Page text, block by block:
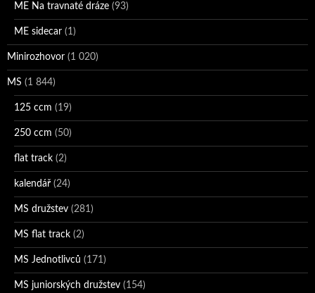
ME Na travnaté dráze (93)
ME sidecar (1)
Minirozhovor (1 020)
MS (1 844)
125 ccm (19)
250 ccm (50)
flat track (2)
kalendář (24)
MS družstev (281)
MS flat track (2)
MS Jednotlivců (171)
MS juniorských družstev (154)